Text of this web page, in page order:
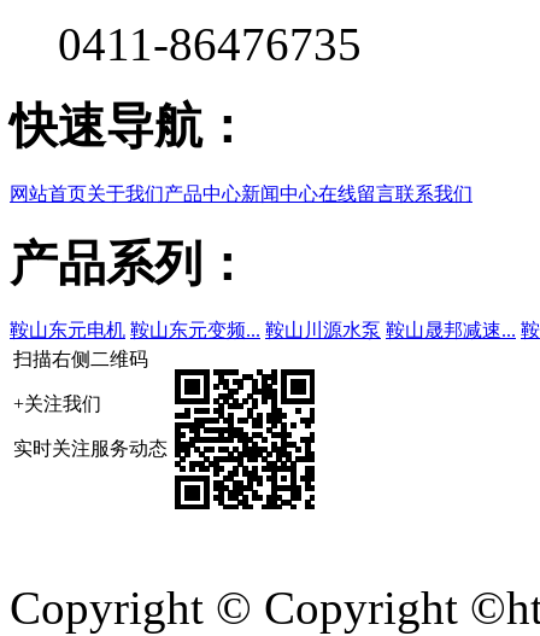
0411-86476735
快速导航：
网站首页关于我们产品中心新闻中心在线留言联系我们
产品系列：
鞍山东元电机 鞍山东元变频... 鞍山川源水泵 鞍山晟邦减速...
扫描右侧二维码
+关注我们
实时关注服务动态
Copyright © Copyright